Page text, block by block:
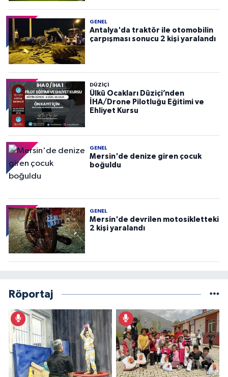
GENEL
Antalya'da traktör ile otomobilin
çarpışması sonucu 2 kişi yaralandı
DÜZIÇI
Ülkü Ocakları Düziçi’nden
İHA/Drone Pilotluğu Eğitimi ve
Ehliyet Kursu
GENEL
Mersin'de denize giren çocuk
boğuldu
GENEL
Mersin'de devrilen motosikletteki
2 kişi yaralandı
Röportaj